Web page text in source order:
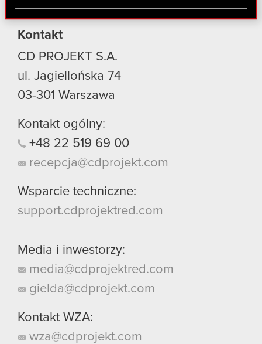
Partnerzy mogą połączyć te informacje z innymi
danymi otrzymanymi od Ciebie lub uzyskanymi
podczas korzystania z ich usług. Kontynuując
używanie plików cookie.
GWINT: Wiedźmińska Gra Karciana
Kontakt
CD PROJEKT S.A.
ul. Jagiellońska 74
03-301 Warszawa
Kontakt ogólny:
+48 22 519 69 00
recepcja@cdprojekt.com
Wsparcie techniczne:
support.cdprojektred.com
Media i inwestorzy:
media@cdprojektred.com
gielda@cdprojekt.com
Kontakt WZA:
wza@cdprojekt.com